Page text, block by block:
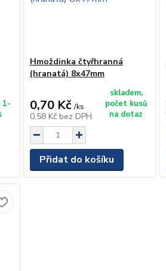
1-
Hmoždinka čtyřhranná
(hranatá) 8x47mm
0,70 Kč /ks
0,58 Kč bez DPH
skladem,
počet kusů
na dotaz
Přidat do košíku